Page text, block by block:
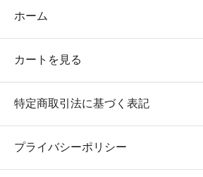
ホーム
カートを見る
特定商取引法に基づく表記
プライバシーポリシー